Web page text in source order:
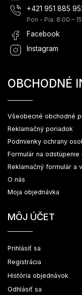
+421 951 885
Pon - Pia: 8:00 –
Facebook
Instagram
OBCHODNÉ
Všeobecné obchodné
Reklamačný poriadok
Podmienky ochrany
Formulár na odstúpenie
Reklamačný formulár a
O nás
Moja objednávka
MÔJ ÚČET
Prihlásiť sa
Registrácia
História objednávok
Odhlásiť sa